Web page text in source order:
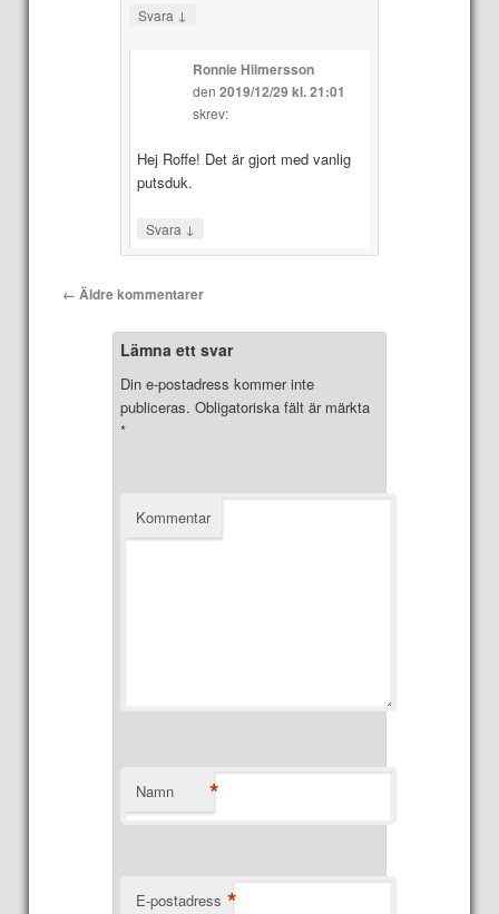
Svara ↓
Ronnie Hilmersson
den2019/12/29 kl. 21:01
skrev:
Hej Roffe! Det är gjort med vanlig
putsduk.
Svara ↓
Kommentarsnavigering
← Äldre kommentarer
Lämna ett svar
Din e-postadress kommer inte
publiceras. Obligatoriska fält är märkta
*
Kommentar
Namn *
E-postadress *